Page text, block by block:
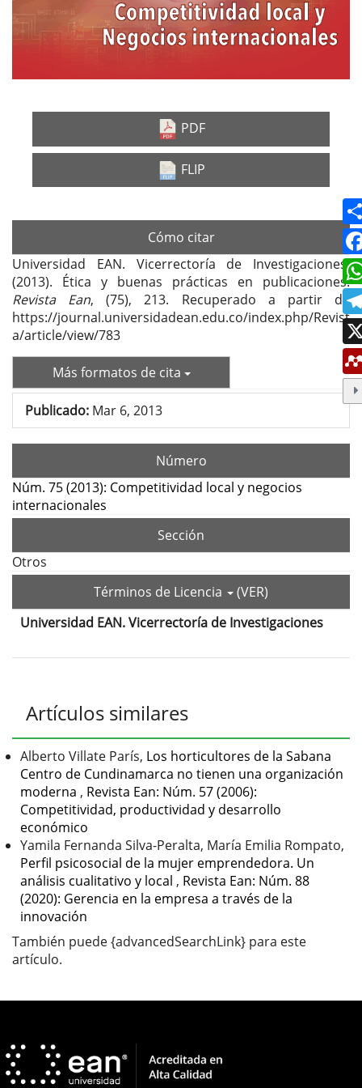
PDF
FLIP
Cómo citar
Universidad EAN. Vicerrectoría de Investigaciones.
(2013). Ética y buenas prácticas en publicaciones.
Revista Ean, (75), 213. Recuperado a partir de
https://journal.universidadean.edu.co/index.php/Revist
a/article/view/783
Más formatos de cita
Publicado: Mar 6, 2013
Número
Núm. 75 (2013): Competitividad local y negocios
internacionales
Sección
Otros
Términos de Licencia
(VER)
Contenido
principal
artículo
Universidad EAN. Vicerrectoría de Investigaciones
Detalles
del
artículo
Artículos similares
Alberto Villate París, Los horticultores de la Sabana
Centro de Cundinamarca no tienen una organización
moderna , Revista Ean: Núm. 57 (2006):
Competitividad, productividad y desarrollo
económico
Yamila Fernanda Silva-Peralta, María Emilia Rompato,
Perfil psicosocial de la mujer emprendedora. Un
análisis cualitativo y local , Revista Ean: Núm. 88
(2020): Gerencia en la empresa a través de la
innovación
También puede {advancedSearchLink} para este
artículo.